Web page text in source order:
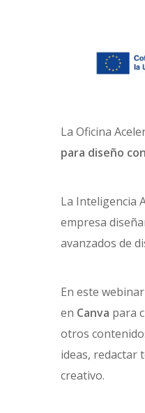
La Oficina
para diseño
La Inteligencia
empresa
avanzados de
En este
en Canva para
otros
ideas, redactar
creativo.